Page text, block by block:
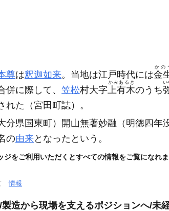
尊は釈迦如来。当地は江戸時代には金
かの
併に際して、 笠松村大字上有木
かみあるき
のうち
い
れた （宮田町誌） 。
分県国東町） 開山無著妙融 （明徳四年
の由来となったという。
をご利用いただくとすべての情報をご覧になれ
て情報
造から現場を支えるポジションへ/未